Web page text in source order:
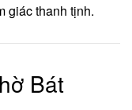
giác thanh tịnh.
Bát